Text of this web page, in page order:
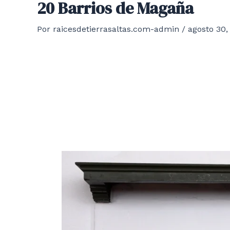
20 Barrios de Magaña
Por raicesdetierrasaltas.com-admin / agosto 30,